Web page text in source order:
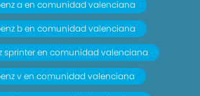
a en comunidad valenciana
b en comunidad valenciana
sprinter en comunidad valenciana
v en comunidad valenciana